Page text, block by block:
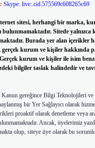
Skype: live:.cid.575569c608265c69
sitesi, herhangi bir marka,
bulunmamaktadır. Sitede yalnızca
Burada yer alan içerikler
gerçek kurum ve kişiler hakkında
kurum ve kişiler ile isim
bilgiler taslak halindedir ve
Kanun gereğince Bilgi Teknolojileri
bir Yer Sağlayıcı olarak
proaktif olarak denetleme veya
Ancak, üyelerimiz
olup, siteye üye olarak bu